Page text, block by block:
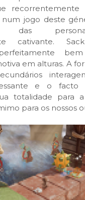
recorrentemente
jogo deste
das
cativante.
bem
em alturas. A
e o facto
totalidade para
para os nossos